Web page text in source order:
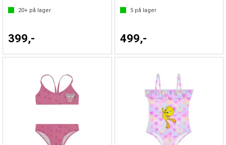
20+ på lager
399,-
5på lager
499,-